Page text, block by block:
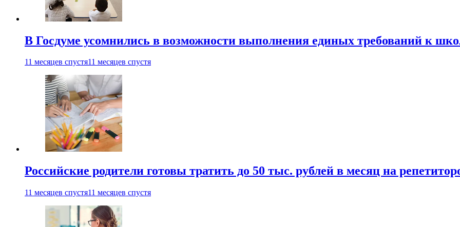
В Госдуме усомнились в возможности выполнения единых требований к
11 месяцев спустя11 месяцев спустя
Российские родители готовы тратить до 50 тыс. рублей в месяц на
11 месяцев спустя11 месяцев спустя